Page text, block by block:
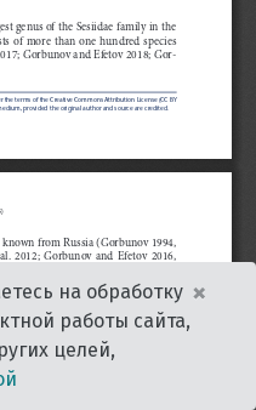
на обработку
работы сайта,
целей,
×